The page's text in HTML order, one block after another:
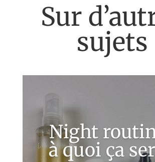
Sur
sujets
Night
à quoi ça